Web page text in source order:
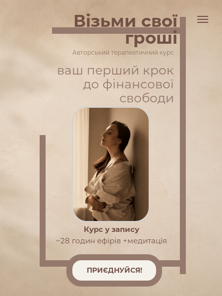
Візьми свої
гроші
Авторський терапевтичний курс
ваш перший крок
до фінансової
свободи
ПРИЄДНУЙСЯ!
Курс у запису
~28 годин ефірів +медитація